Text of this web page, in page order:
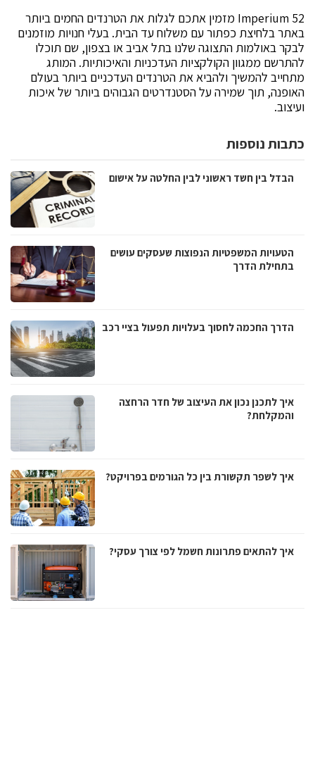
Imperium 52 מזמין אתכם לגלות את הטרנדים החמים ביותר
באתר בלחיצת כפתור עם משלוח עד הבית. בעלי חנויות מוזמנים
לבקר באולמות התצוגה שלנו בתל אביב או בצפון, שם תוכלו
להתרשם ממגוון הקולקציות העדכניות והאיכותיות. המותג
מתחייב להמשיך ולהביא את הטרנדים העדכניים ביותר בעולם
האופנה, תוך שמירה על הסטנדרטים הגבוהים ביותר של איכות
ועיצוב.
כתבות נוספות
הבדל בין חשד ראשוני לבין החלטה על אישום
הטעויות המשפטיות הנפוצות שעסקים עושים
בתחילת הדרך
הדרך החכמה לחסוך בעלויות תפעול בציי רכב
איך לתכנן נכון את העיצוב של חדר הרחצה
והמקלחת?
איך לשפר תקשורת בין כל הגורמים בפרויקט?
איך להתאים פתרונות חשמל לפי צורך עסקי?